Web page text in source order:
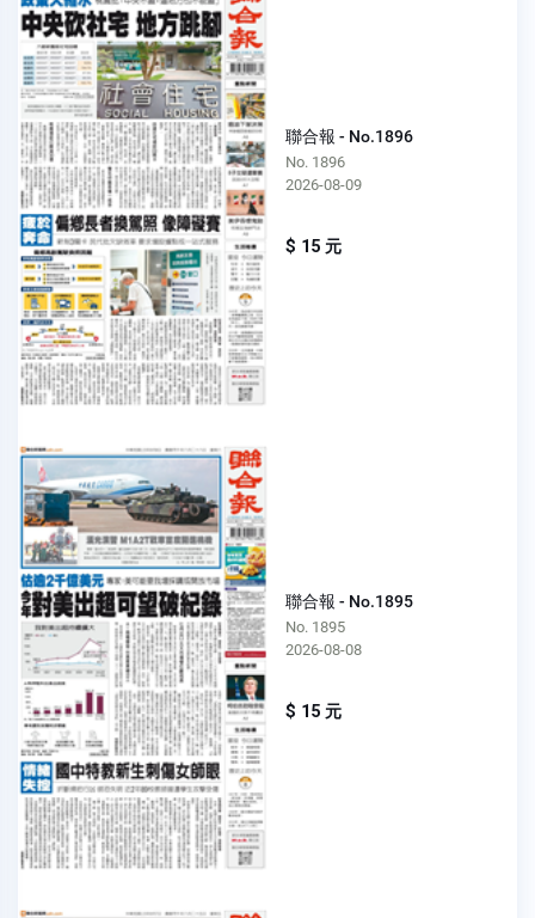
聯合報 - No.1896
No. 1896
2026-08-09
$ 15 元
聯合報 - No.1895
No. 1895
2026-08-08
$ 15 元